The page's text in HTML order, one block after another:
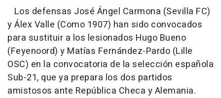
Los defensas José Ángel Carmona (Sevilla FC)
y Álex Valle (Como 1907) han sido convocados
para sustituir a los lesionados Hugo Bueno
(Feyenoord) y Matías Fernández-Pardo (Lille
OSC) en la convocatoria de la selección española
Sub-21, que ya prepara los dos partidos
amistosos ante República Checa y Alemania.